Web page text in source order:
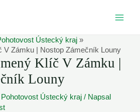
Ústecký kraj
V Zámku | Nostop Zámečník Louny
Klíč V Zámku |
Louny
Ústecký kraj / Napsal